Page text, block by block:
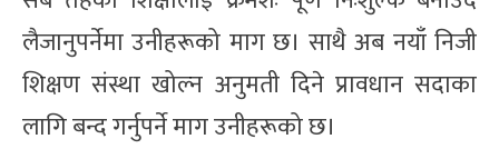
लैजानुपर्नेमा उनीहरूको माग छ। साथै अब नयाँ निजी
शिक्षण संस्था खोल्न अनुमती दिने प्रावधान सदाका
लागि बन्द गर्नुपर्ने माग उनीहरूको छ।